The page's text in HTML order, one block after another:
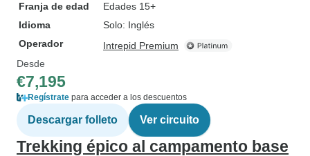
Franja de edad
Edades 15+
Idioma
Solo: Inglés
Operador
Intrepid Premium
Desde
€7,195
Regístrate para acceder a los descuentos
Descargar folleto Ver circuito
Trekking épico al campamento base